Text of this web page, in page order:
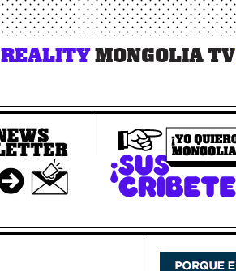
REALITYMONGOLIA TV